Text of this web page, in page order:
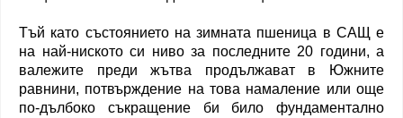
Тъй като състоянието на зимната пшеница в САЩ е
на най-ниското си ниво за последните 20 години, а
валежите преди жътва продължават в Южните
равнини, потвърждение на това намаление или още
по-дълбоко съкращение би било фундаментално